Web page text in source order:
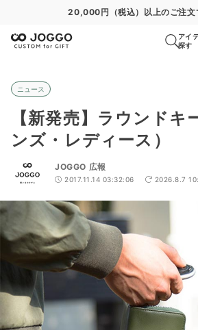
20,000円（税込）以上のご注文
アイ
探す
ニュース
【新発売】ラウンドキ
ンズ・レディース）
JOGGO 広報
2017.11.14 03:32:06 2026.8.7